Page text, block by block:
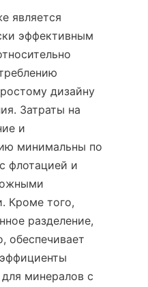
является
эффективным
дизайну
Затраты на
и
минимальны по
флотацией и
Кроме того,
разделение,
обеспечивает
для минералов с